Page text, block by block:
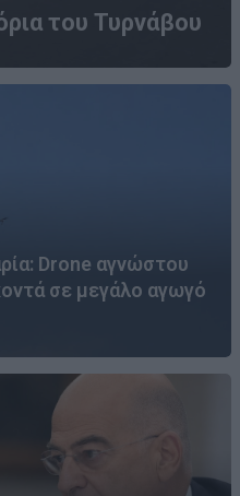
του Τυρνάβου
Drone αγνώστου
σε μεγάλο αγωγό